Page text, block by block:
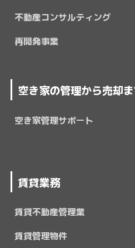
不動産コンサルティング
再開発事業
空き家の管理から売却
空き家管理サポート
賃貸業務
賃貸不動産管理業
賃貸管理物件